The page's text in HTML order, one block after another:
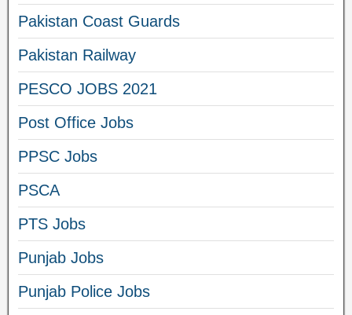
Pakistan Coast Guards
Pakistan Railway
PESCO JOBS 2021
Post Office Jobs
PPSC Jobs
PSCA
PTS Jobs
Punjab Jobs
Punjab Police Jobs